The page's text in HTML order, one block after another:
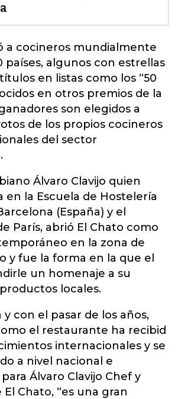
a cocineros mundialmente
países, algunos con estrellas
en listas como los “50
en otros premios de la
son elegidos a
de los propios cocineros
del sector
Álvaro Clavijo quien
en la Escuela de Hostelería
(España) y el
París, abrió El Chato como
en la zona de
y fue la forma en la que el
un homenaje a su
locales.
con el pasar de los años,
el restaurante ha recibid
internacionales y se
a nivel nacional e
Álvaro Clavijo Chef y
Chato, “es una gran